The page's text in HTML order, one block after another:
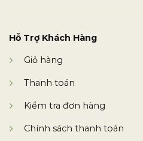
Hỗ Trợ Khách Hàng
Giỏ hàng
Thanh toán
Kiểm tra đơn hàng
Chính sách thanh toán